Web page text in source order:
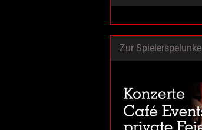
Zur Spielerspelunke